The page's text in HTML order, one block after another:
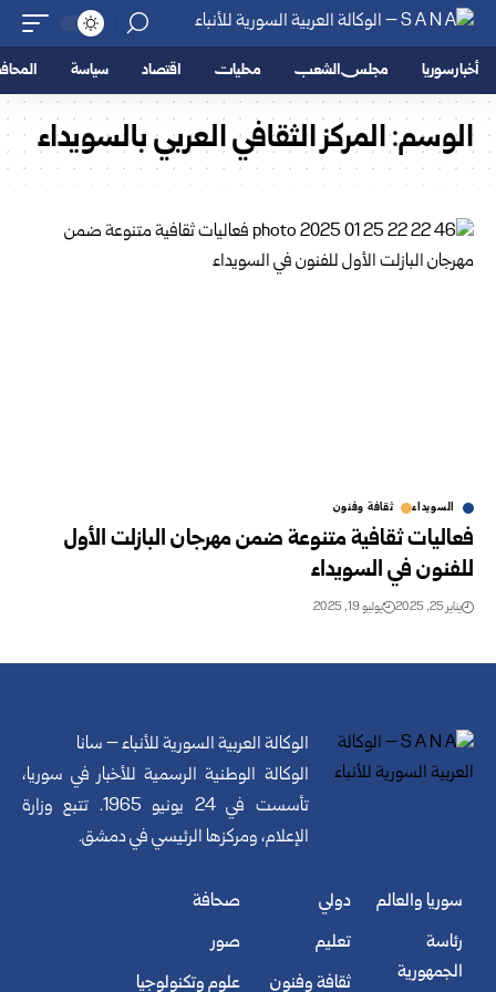
أخبار سوريا مجلس الشعب محليات اقتصاد سياسة
الوسم:المركز الثقافي العربي بالسويداء
السويداء ثقافة وفنون
فعاليات ثقافية متنوعة ضمن مهرجان البازلت الأول
للفنون في السويداء
يناير 25, 2025 يوليو 19, 2025
الوكالة العربية السورية للأنباء – سانا
الوكالة الوطنية الرسمية للأخبار في سوريا،
تأسست في 24 يونيو 1965. تتبع وزارة
الإعلام، ومركزها الرئيسي في دمشق.
سوريا والعالم
رئاسة
الجمهورية
دولي
تعليم
ثقافة وفنون
صحافة
صور
علوم وتكنولوجيا